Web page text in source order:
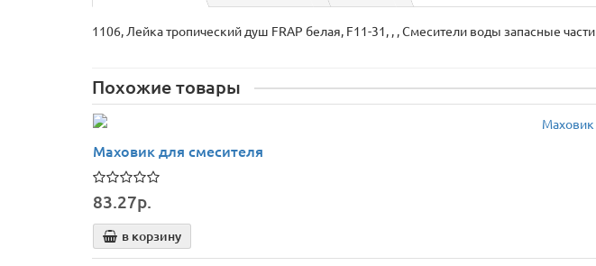
1106, Лейка тропический душ FRAP белая, F11-31, , , Смесители воды запасные части
Похожие товары
Маховик для смесителя
83.27р.
в корзину